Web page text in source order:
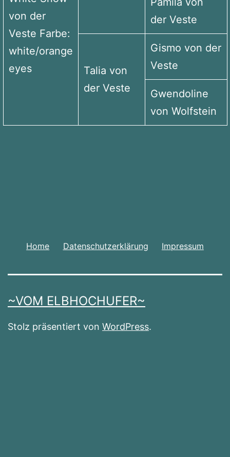
von der
Veste Farbe:
white/orange
eyes
der Veste
Talia von
der Veste
Gismo von der
Veste
Gwendoline
von Wolfstein
Home Datenschutzerklärung Impressum
~VOM ELBHOCHUFER~
Stolz präsentiert von WordPress.